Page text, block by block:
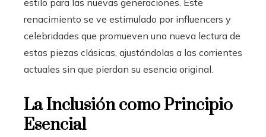
renacimiento se ve estimulado por influencers y
celebridades que promueven una nueva lectura de
estas piezas clásicas, ajustándolas a las corrientes
actuales sin que pierdan su esencia original.
La Inclusión como Principio
Esencial